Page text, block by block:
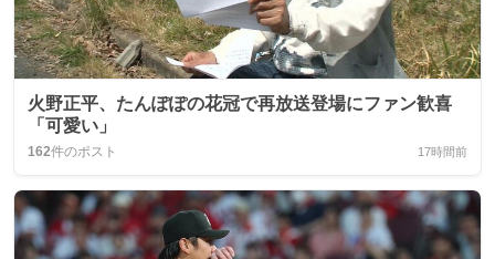
火野正平、たんぽぽの花冠で再放送登場にファン歓喜
「可愛い」
162件のポスト 17時間前